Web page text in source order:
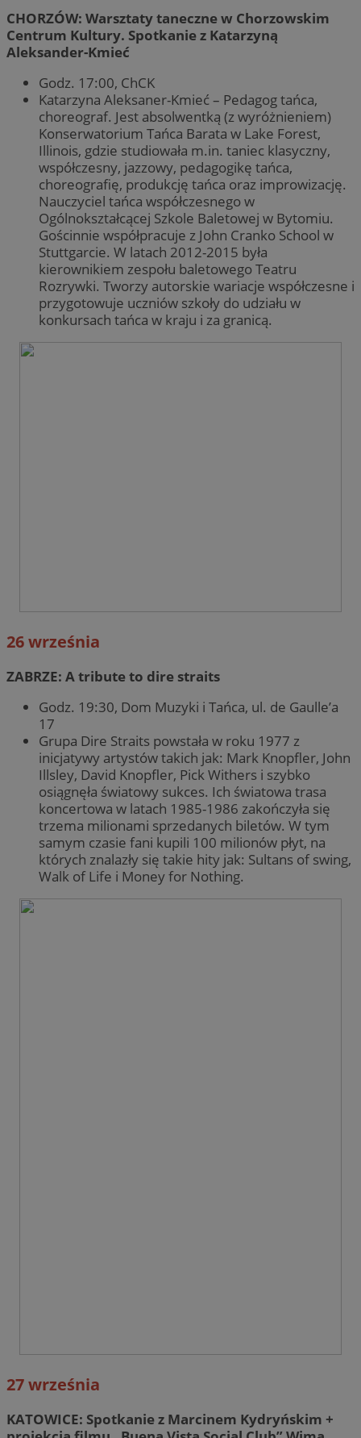
CHORZÓW: Warsztaty taneczne w Chorzowskim
Centrum Kultury. Spotkanie z Katarzyną
Aleksander-Kmieć
Godz. 17:00, ChCK
Katarzyna Aleksaner-Kmieć – Pedagog tańca,
choreograf. Jest absolwentką (z wyróżnieniem)
Konserwatorium Tańca Barata w Lake Forest,
Illinois, gdzie studiowała m.in. taniec klasyczny,
współczesny, jazzowy, pedagogikę tańca,
choreografię, produkcję tańca oraz improwizację.
Nauczyciel tańca współczesnego w
Ogólnokształcącej Szkole Baletowej w Bytomiu.
Gościnnie współpracuje z John Cranko School w
Stuttgarcie. W latach 2012-2015 była
kierownikiem zespołu baletowego Teatru
Rozrywki. Tworzy autorskie wariacje współczesne i
przygotowuje uczniów szkoły do udziału w
konkursach tańca w kraju i za granicą.
26 września
ZABRZE: A tribute to dire straits
Godz. 19:30, Dom Muzyki i Tańca, ul. de Gaulle’a
17
Grupa Dire Straits powstała w roku 1977 z
inicjatywy artystów takich jak: Mark Knopfler, John
Illsley, David Knopfler, Pick Withers i szybko
osiągnęła światowy sukces. Ich światowa trasa
koncertowa w latach 1985-1986 zakończyła się
trzema milionami sprzedanych biletów. W tym
samym czasie fani kupili 100 milionów płyt, na
których znalazły się takie hity jak: Sultans of swing,
Walk of Life i Money for Nothing.
27 września
KATOWICE: Spotkanie z Marcinem Kydryńskim +